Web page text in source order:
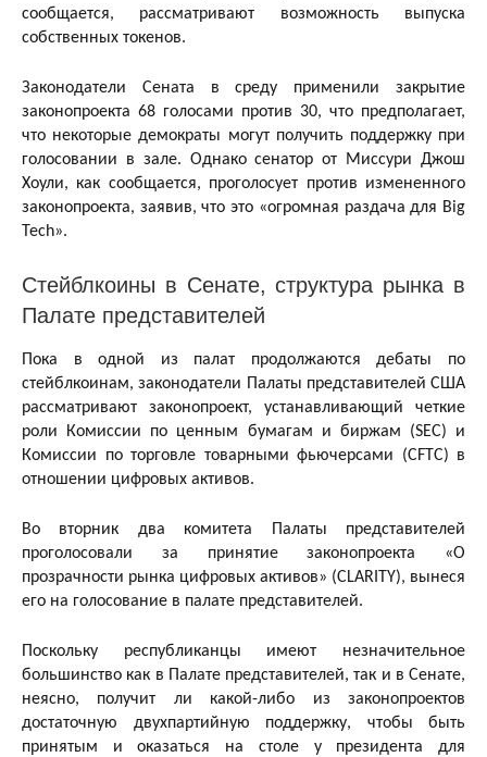
сообщается, рассматривают возможность выпуска
собственных токенов.
Законодатели Сената в среду применили закрытие
законопроекта 68 голосами против 30, что предполагает,
что некоторые демократы могут получить поддержку при
голосовании в зале. Однако сенатор от Миссури Джош
Хоули, как сообщается, проголосует против измененного
законопроекта, заявив, что это «огромная раздача для Big
Tech».
Стейблкоины в Сенате, структура рынка в
Палате представителей
Пока в одной из палат продолжаются дебаты по
стейблкоинам, законодатели Палаты представителей США
рассматривают законопроект, устанавливающий четкие
роли Комиссии по ценным бумагам и биржам (SEC) и
Комиссии по торговле товарными фьючерсами (CFTC) в
отношении цифровых активов.
Во вторник два комитета Палаты представителей
проголосовали за принятие законопроекта «О
прозрачности рынка цифровых активов» (CLARITY), вынеся
его на голосование в палате представителей.
Поскольку республиканцы имеют незначительное
большинство как в Палате представителей, так и в Сенате,
неясно, получит ли какой-либо из законопроектов
достаточную двухпартийную поддержку, чтобы быть
принятым и оказаться на столе у ​​президента для